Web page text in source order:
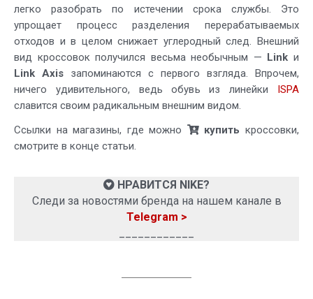
легко разобрать по истечении срока службы. Это
упрощает процесс разделения перерабатываемых
отходов и в целом снижает углеродный след. Внешний
вид кроссовок получился весьма необычным — Link и
Link Axis запоминаются с первого взгляда. Впрочем,
ничего удивительного, ведь обувь из линейки ISPA
славится своим радикальным внешним видом.
Ссылки на магазины, где можно
купить кроссовки,
смотрите в конце статьи.
НРАВИТСЯ NIKE?
Следи за новостями бренда на нашем канале в
Telegram >